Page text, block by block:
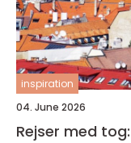
inspiration
04. June 2026
Rejser med